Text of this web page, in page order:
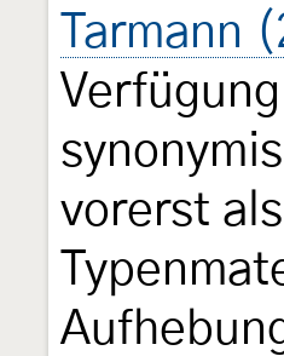
Tarmann
vorerst